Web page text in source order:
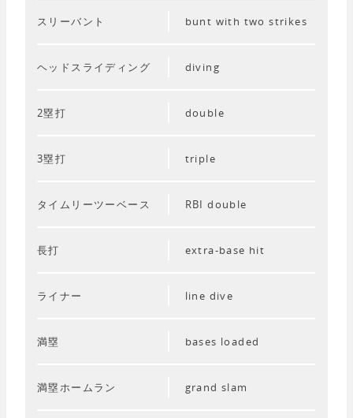
スリーバント bunt with two strikes
ヘッドスライディング diving
2塁打 double
3塁打 triple
タイムリーツーベース RBI double
長打 extra-base hit
ライナー line dive
満塁 bases loaded
満塁ホームラン grand slam